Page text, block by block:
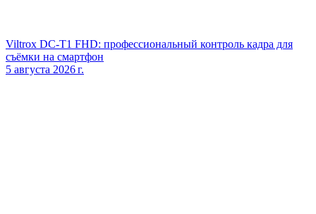
Viltrox DC‑T1 FHD: профессиональный контроль кадра для
съёмки на смартфон
5 августа 2026 г.